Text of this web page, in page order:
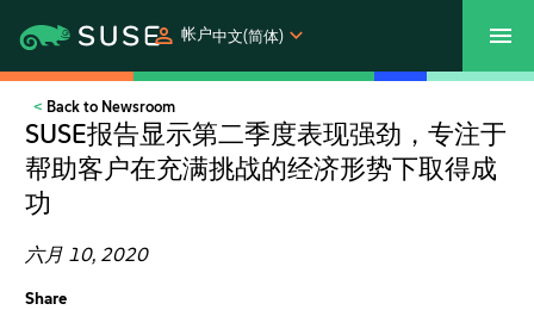
帐户中文(简体)
SUSECON 2027
产品
解决方案
Back to Newsroom
SUSE报告显示第二季度表现强劲，专注于
帮助客户在充满挑战的经济形势下取得成
功
六月 10, 2020
Share